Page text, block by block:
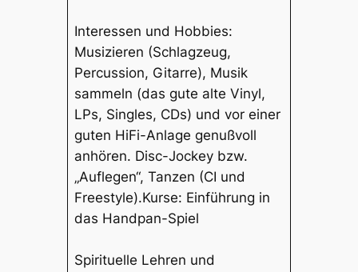
Interessen und Hobbies:
Musizieren (Schlagzeug,
Percussion, Gitarre), Musik
sammeln (das gute alte Vinyl,
LPs, Singles, CDs) und vor einer
guten HiFi-Anlage genußvoll
anhören. Disc-Jockey bzw.
„Auflegen“, Tanzen (CI und
Freestyle).Kurse: Einführung in
das Handpan-Spiel
Spirituelle Lehren und